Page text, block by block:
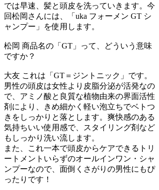
では早速、髪と頭皮を洗っていきます。今
回松岡さんには、「uka フォーメン GT シ
ャンプー」を使用します。
松岡 商品名の「GT」って、どういう意味
ですか？
大友 これは「GT＝ジントニック」です。
男性の頭皮は女性より皮脂分泌が活発なの
で、アミノ酸と良質な植物由来の界面活性
剤により、きめ細かく軽い泡立ちでベトつ
きをしっかりと落とします。爽快感のある
気持ちいい使用感で、スタイリング剤など
もしっかり洗い流します。
また、これ一本で頭皮からケアできるトリ
ートメントいらずのオールインワン・シャ
ンプーなので、面倒くさがりの男性にもぴ
ったりです！